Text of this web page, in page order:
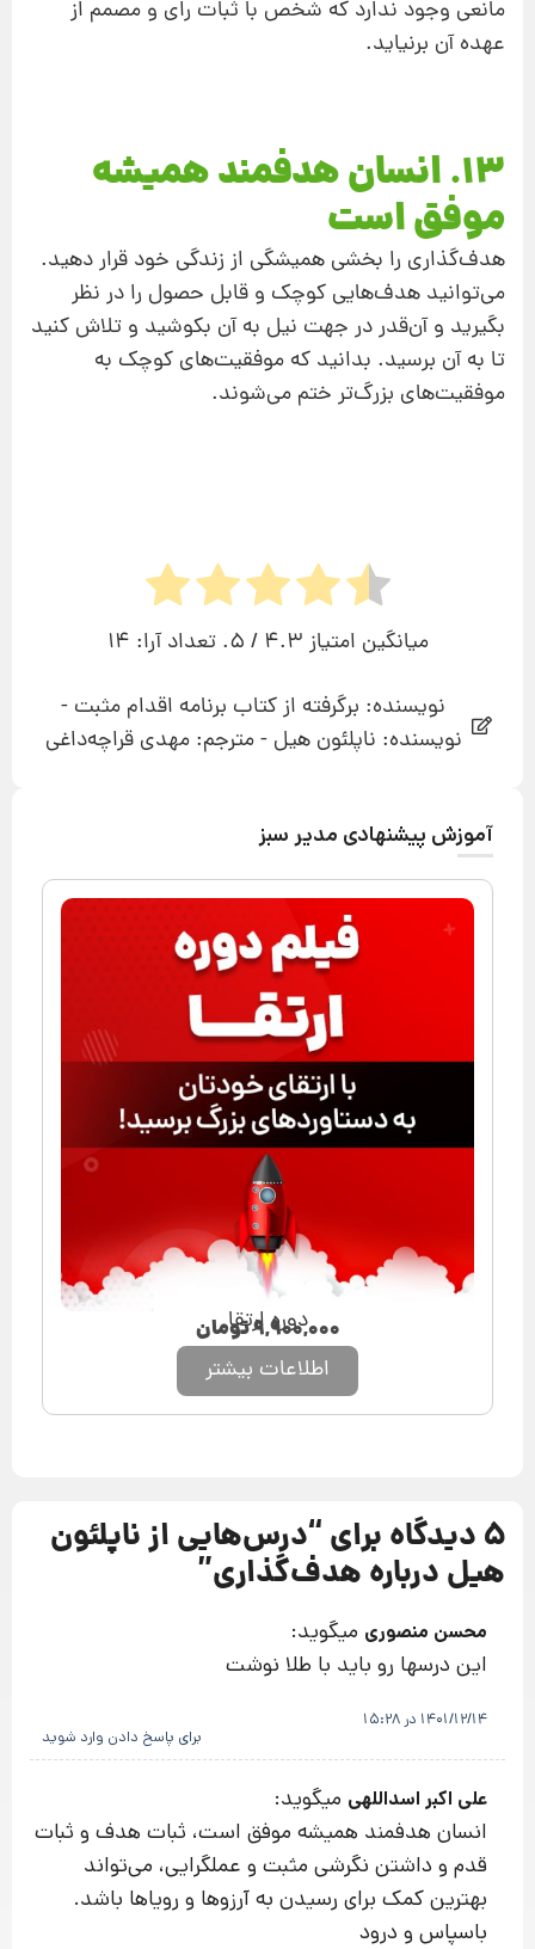
مانعی وجود ندارد که شخص با ثبات رای و مصمم از
عهده آن برنیاید.
13. انسان هدفمند همیشه
موفق است
هدف‌گذاری را بخشی همیشگی از زندگی خود قرار دهید.
می‌توانید هدف‌هایی کوچک و قابل‌ حصول را در نظر
بگیرید و آن‌قدر در جهت نیل به آن بکوشید و تلاش کنید
تا به آن برسید. بدانید که موفقیت‌های کوچک به
موفقیت‌های بزرگ‌تر ختم می‌شوند.
میانگین امتیاز 4.3 / 5. تعداد آرا:
14
نویسنده: برگرفته از کتاب برنامه اقدام مثبت -
نویسنده: ناپلئون هیل - مترجم: مهدی قراچه‌داغی
آموزش پیشنهادی مدیر سبز
دوره ارتقا
۹,۹۰۰,۰۰۰تومان
اطلاعات بیشتر
5 دیدگاه برای “ درس‌هایی از ناپلئون
هیل درباره هدف‌گذاری”
محسن منصوری میگوید:
این درسها رو باید با طلا نوشت
1401/12/14 در 15:28
برای پاسخ دادن وارد شوید
علی اکبر اسداللهی میگوید:
انسان هدفمند همیشه موفق است، ثبات هدف و ثبات
قدم و داشتن نگرشی مثبت و عملگرایی، می‌تواند
بهترین کمک برای رسیدن به آرزوها و رویاها باشد.
باسپاس و درود